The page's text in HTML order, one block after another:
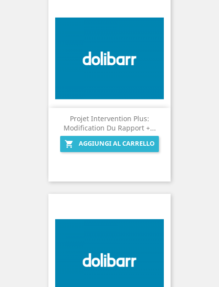
Projet Intervention Plus:
Modification Du Rapport +...

AGGIUNGI AL CARRELLO